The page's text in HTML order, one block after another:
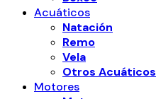
Acuáticos
Natación
Remo
Vela
Otros Acuáticos
Motores